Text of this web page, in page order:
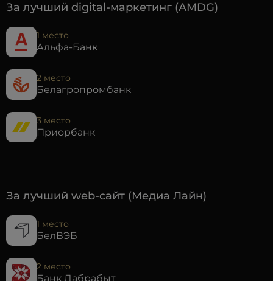
За лучший digital-маркетинг (AMDG)
1 место
Альфа-Банк
2 место
Белагропромбанк
3 место
Приорбанк
За лучший web-сайт (Медиа Лайн)
1 место
БелВЭБ
2 место
Банк Дабрабыт